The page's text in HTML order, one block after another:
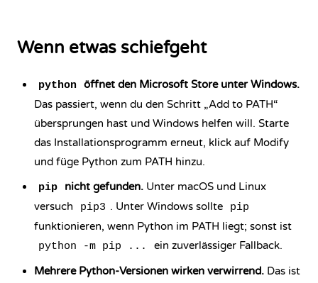
Wenn etwas schiefgeht
python öffnet den Microsoft Store unter Windows.
Das passiert, wenn du den Schritt „Add to PATH“
übersprungen hast und Windows helfen will. Starte
das Installationsprogramm erneut, klick auf Modify
und füge Python zum PATH hinzu.
pip nicht gefunden. Unter macOS und Linux
versuch
pip3 . Unter Windows sollte pip
funktionieren, wenn Python im PATH liegt; sonst ist
python -m pip ...
ein zuverlässiger Fallback.
Mehrere Python-Versionen wirken verwirrend. Das ist